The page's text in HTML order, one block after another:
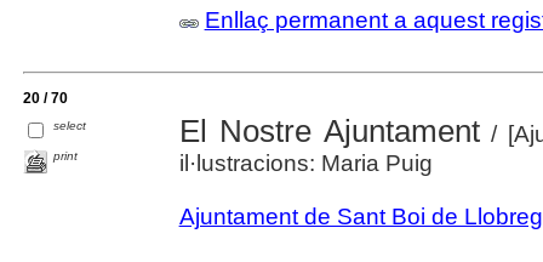
Enllaç permanent a aquest
20 / 70
select
print
El Nostre Ajuntament /
il·lustracions: Maria Puig
Ajuntament de Sant Boi de